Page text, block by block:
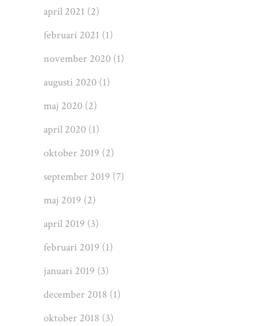
april 2021 (2)
februari 2021 (1)
november 2020 (1)
augusti 2020 (1)
maj 2020 (2)
april 2020 (1)
oktober 2019 (2)
september 2019 (7)
maj 2019 (2)
april 2019 (3)
februari 2019 (1)
januari 2019 (3)
december 2018 (1)
oktober 2018 (3)